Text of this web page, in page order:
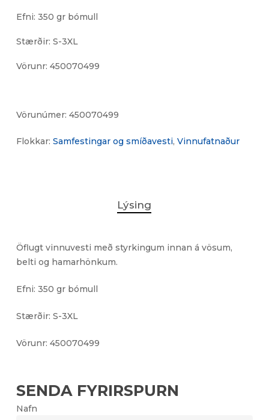
Efni: 350 gr bómull
Stærðir: S-3XL
Vörunr: 450070499
Vörunúmer: 450070499
Flokkar: Samfestingar og smíðavesti, Vinnufatnaður
Lýsing
Öflugt vinnuvesti með styrkingum innan á vösum,
belti og hamarhönkum.
Efni: 350 gr bómull
Stærðir: S-3XL
Vörunr: 450070499
SENDA FYRIRSPURN
Nafn